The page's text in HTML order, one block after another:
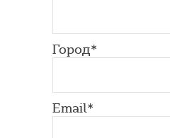
Город*
Email*